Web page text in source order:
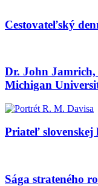
Cestovateľský
Dr. John
Michigan
Priateľ
Sága strateného